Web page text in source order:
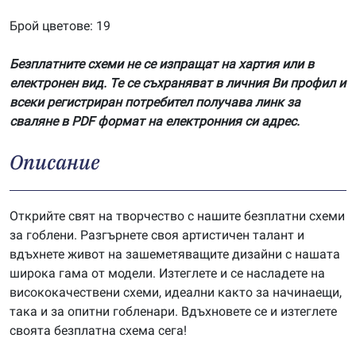
Брой цветове: 19
Безплатните схеми не се изпращат на хартия или в
електронен вид. Те се съхраняват в личния Ви профил и
всеки регистриран потребител получава линк за
сваляне в PDF формат на електронния си адрес.
Описание
Открийте свят на творчество с нашите безплатни схеми
за гоблени. Разгърнете своя артистичен талант и
вдъхнете живот на зашеметяващите дизайни с нашата
широка гама от модели. Изтеглете и се насладете на
висококачествени схеми, идеални както за начинаещи,
така и за опитни гобленари. Вдъхновете се и изтеглете
своята безплатна схема сега!